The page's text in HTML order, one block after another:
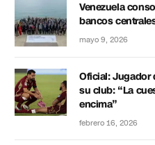
Venezuela
bancos
mayo 9, 2026
Oficial: Jugador
su club: “La
encima”
febrero 16, 2026